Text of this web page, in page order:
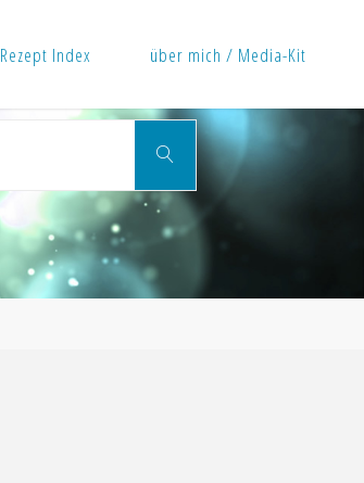
Rezept Index über mich / Media-Kit
Suchen
nach:
Suchen